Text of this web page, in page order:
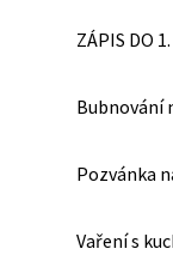
ZÁPIS DO
Bubnování
Pozvánka
Vaření s